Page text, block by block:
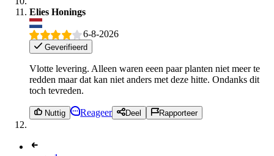
Elies Honings
6-8-2026
Geverifieerd
Vlotte levering. Alleen waren eeen paar planten niet meer te
redden maar dat kan niet anders met deze hitte. Ondanks dit
toch tevreden.
Nuttig Reageer Deel Rapporteer